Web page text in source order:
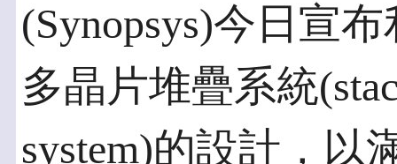
(Synopsys)今日宣
多晶片堆疊系統
system)的設計，以